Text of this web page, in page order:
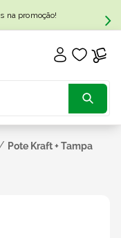
na promoção!
Pote Kraft + Tampa
MAIS BUSCADOS